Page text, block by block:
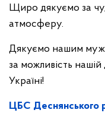
Щиро дякуємо за
атмосферу.
Дякуємо нашим
за можливість
Україні!
ЦБС Деснянського